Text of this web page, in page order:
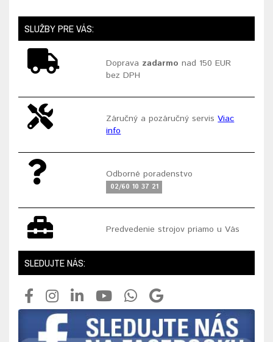
SLUŽBY PRE VÁS:
Doprava zadarmo nad 150 EUR
bez DPH
Záručný a pozáručný servisViac
info
Odborné poradenstvo
02/60 10 37 21
Predvedenie strojov priamo u Vás
SLEDUJTE NÁS: